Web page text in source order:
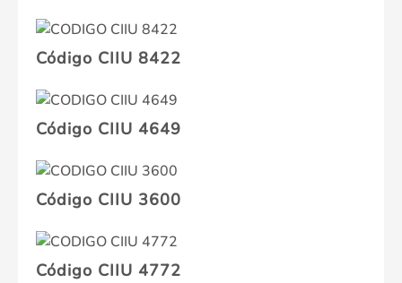
Código CIIU 8422
Código CIIU 4649
Código CIIU 3600
Código CIIU 4772